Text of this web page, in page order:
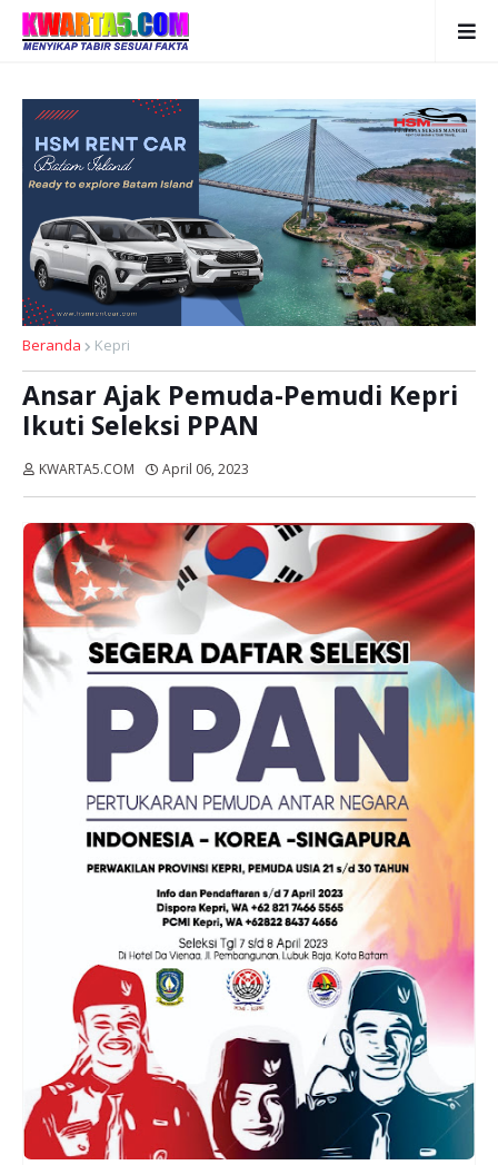
Beranda Kepri
Ansar Ajak Pemuda-Pemudi Kepri
Ikuti Seleksi PPAN
KWARTA5.COM April 06, 2023